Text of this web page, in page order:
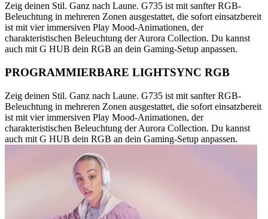
Zeig deinen Stil. Ganz nach Laune. G735 ist mit sanfter RGB-
Beleuchtung in mehreren Zonen ausgestattet, die sofort einsatzbereit
ist mit vier immersiven Play Mood-Animationen, der
charakteristischen Beleuchtung der Aurora Collection. Du kannst
auch mit G HUB dein RGB an dein Gaming-Setup anpassen.
PROGRAMMIERBARE LIGHTSYNC RGB
Zeig deinen Stil. Ganz nach Laune. G735 ist mit sanfter RGB-
Beleuchtung in mehreren Zonen ausgestattet, die sofort einsatzbereit
ist mit vier immersiven Play Mood-Animationen, der
charakteristischen Beleuchtung der Aurora Collection. Du kannst
auch mit G HUB dein RGB an dein Gaming-Setup anpassen.